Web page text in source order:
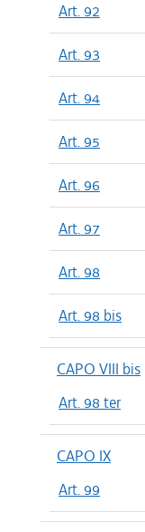
Art. 92
Art. 93
Art. 94
Art. 95
Art. 96
Art. 97
Art. 98
Art. 98 bis
CAPO VIII bis
Art. 98 ter
CAPO IX
Art. 99